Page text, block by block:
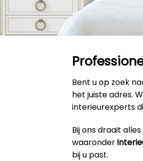
Bent u op zoek
het juiste adres.
interieurexperts
Bij ons draait
waaronder
bij u past.